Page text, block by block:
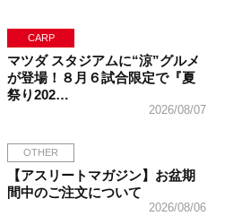
CARP
マツダ スタジアムに“涼”グルメ
が登場！８月６試合限定で『夏
祭り202…
2026/08/07
OTHER
【アスリートマガジン】お盆期
間中のご注文について
2026/08/06